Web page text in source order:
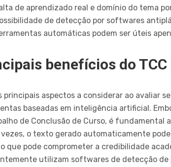
de aprendizado real e domínio do tema
de detecção por softwares
automáticas podem ser úteis
benefícios do
principais aspectos a considerar ao avaliar
baseadas em inteligência artificial.
de Conclusão de Curso, é
o texto gerado automaticamente
que pode comprometer a credibilidade
utilizam softwares de detecção de